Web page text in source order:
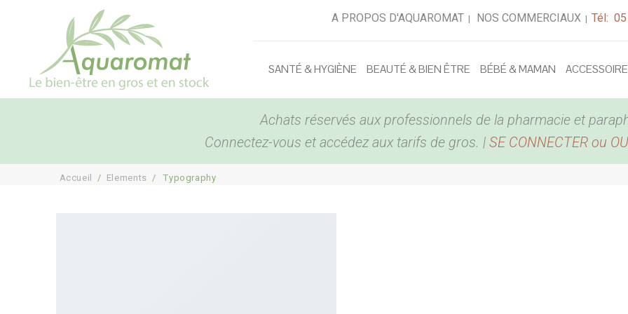
A PROPOS D'AQUAROMAT | NOS COMMERCIAUX | Tél:
SANTÉ & HYGIÈNE BEAUTÉ & BIEN ÊTRE BÉBÉ & MAMAN
Achats réservés aux professionnels de la pharmacie et
Connectez-vous et accédez aux tarifs de gros. | SE CONNECTER ou
Accueil / Elements / Typography